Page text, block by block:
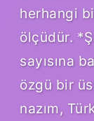
herhangi
ölçüdür.
sayısına
özgü bir
nazım,